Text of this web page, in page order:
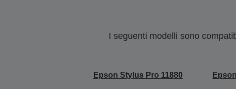
I seguenti modelli sono
Epson Stylus Pro 11880